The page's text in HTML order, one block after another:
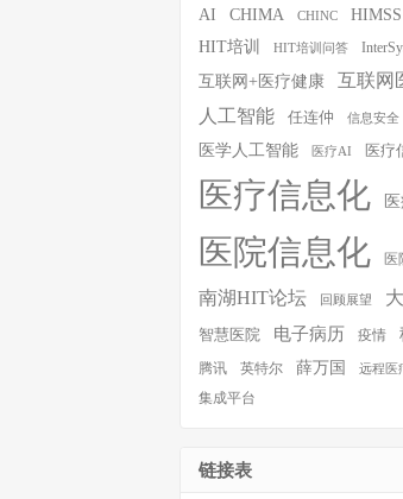
AI CHIMA CHINC HIMSS
HIT培训 HIT培训问答
互联网+医疗健康 互联网
人工智能 任连仲 信息安全
医学人工智能 医疗AI 医疗
医疗信息化
医院信息化 医
南湖HIT论坛 回顾展望
智慧医院 电子病历 疫情
腾讯
英特尔 薛万国 远程医
集成平台
链接表